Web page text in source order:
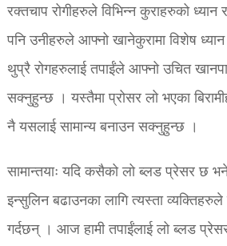
रक्तचाप रोगीहरुले विभिन्न कुराहरुको ध्यान
पनि उनीहरुले आफ्नो खानेकुरामा विशेष
थुप्रै रोगहरुलाई तपाईंले आफ्नो उचित
सक्नुहुन्छ । यस्तैमा प्रोसर लो भएका
नै यसलाई सामान्य बनाउन सक्नुहुन्छ ।
सामान्तयाः यदि कसैको लो ब्लड प्रेसर छ
इन्सुलिन बढाउनका लागि त्यस्ता
गर्दछन् । आज हामी तपाईंलाई लो ब्लड